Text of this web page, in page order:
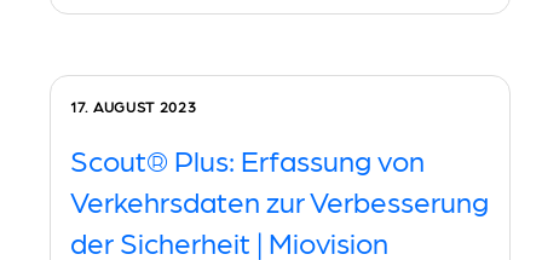
17. AUGUST 2023
Scout® Plus: Erfassung von
Verkehrsdaten zur Verbesserung
der Sicherheit | Miovision